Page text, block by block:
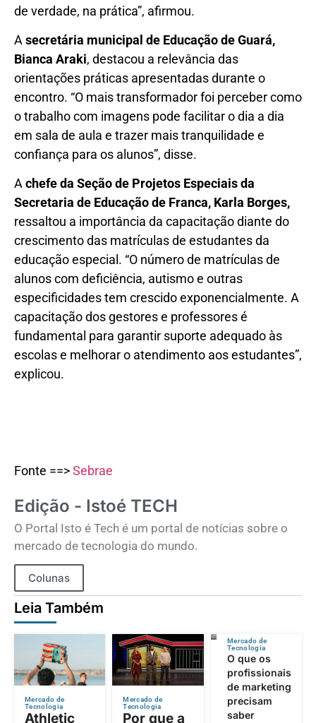
de verdade, na prática”, afirmou.
A secretária municipal de Educação de Guará,
Bianca Araki, destacou a relevância das
orientações práticas apresentadas durante o
encontro. “O mais transformador foi perceber como
o trabalho com imagens pode facilitar o dia a dia
em sala de aula e trazer mais tranquilidade e
confiança para os alunos”, disse.
Achefe da Seção de Projetos Especiais da
Secretaria de Educação de Franca, Karla Borges,
ressaltou a importância da capacitação diante do
crescimento das matrículas de estudantes da
educação especial. “O número de matrículas de
alunos com deficiência, autismo e outras
especificidades tem crescido exponencialmente. A
capacitação dos gestores e professores é
fundamental para garantir suporte adequado às
escolas e melhorar o atendimento aos estudantes”,
explicou.
Fonte ==>Sebrae
Edição - Istoé TECH
O Portal Isto é Tech é um portal de notícias sobre o
mercado de tecnologia do mundo.
Colunas
Leia Também
Mercado de
Tecnologia
Athletic
Mercado de
Tecnologia
Por que a
Mercado de
Tecnologia
O que os
profissionais
de marketing
precisam
saber